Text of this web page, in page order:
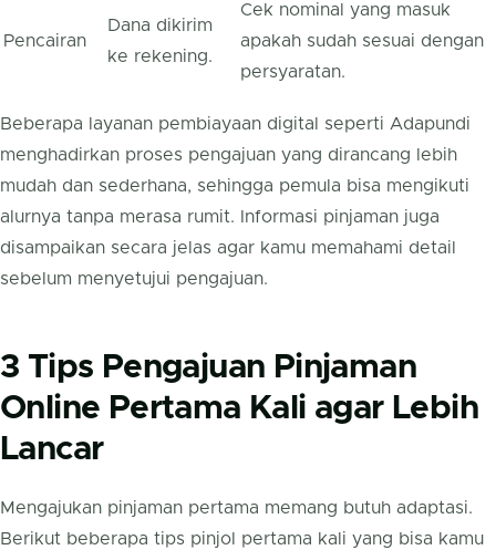
Pencairan
Dana dikirim
ke rekening.
Cek nominal yang masuk
apakah sudah sesuai dengan
persyaratan.
Beberapa layanan pembiayaan digital seperti Adapundi
menghadirkan proses pengajuan yang dirancang lebih
mudah dan sederhana, sehingga pemula bisa mengikuti
alurnya tanpa merasa rumit. Informasi pinjaman juga
disampaikan secara jelas agar kamu memahami detail
sebelum menyetujui pengajuan.
3 Tips Pengajuan Pinjaman
Online Pertama Kali agar Lebih
Lancar
Mengajukan pinjaman pertama memang butuh adaptasi.
Berikut beberapa tips pinjol pertama kali yang bisa kamu